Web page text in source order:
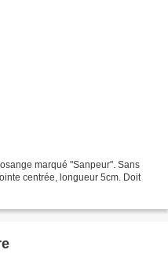
marqué "Sanpeur". Sans
centrée, longueur 5cm. Doit